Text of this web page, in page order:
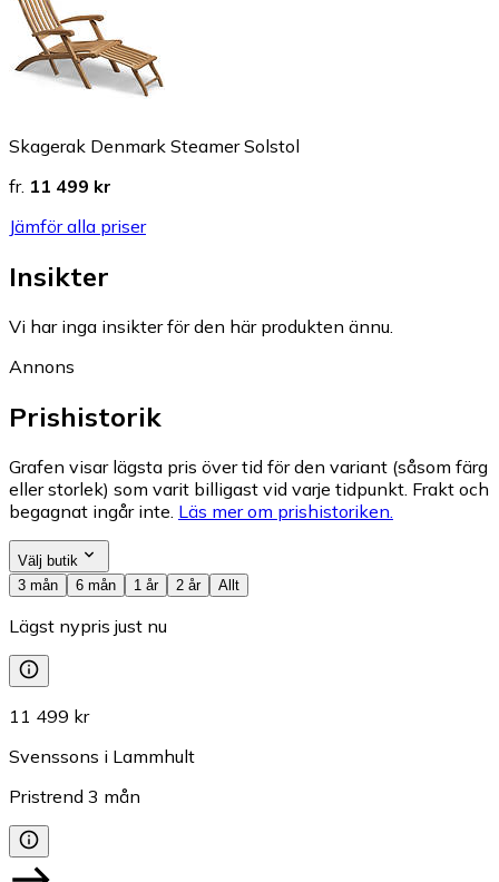
Skagerak Denmark Steamer Solstol
fr. 11 499 kr
Jämför alla priser
Insikter
Vi har inga insikter för den här produkten ännu.
Annons
Prishistorik
Grafen visar lägsta pris över tid för den variant (såsom färg
eller storlek) som varit billigast vid varje tidpunkt. Frakt och
begagnat ingår inte. Läs mer om prishistoriken.
Välj butik
3 mån
6 mån 1 år 2 år Allt
Lägst nypris just nu
11 499 kr
Svenssons i Lammhult
Pristrend 3 mån